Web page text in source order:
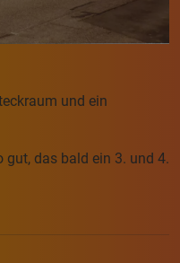
und ein
gut, das bald ein 3. und 4.